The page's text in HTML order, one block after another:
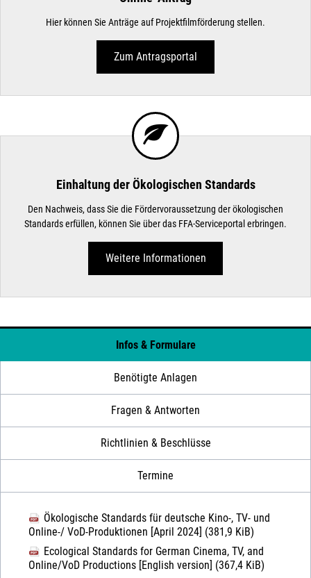
Hier können Sie Anträge auf Projektfilmförderung stellen.
Zum Antragsportal
Einhaltung der Ökologischen Standards
Den Nachweis, dass Sie die Fördervoraussetzung der ökologischen
Standards erfüllen, können Sie über das FFA-Serviceportal erbringen.
Weitere Informationen
Infos & Formulare
Benötigte Anlagen
Fragen & Antworten
Richtlinien & Beschlüsse
Termine
Ökologische Standards für deutsche Kino-, TV- und
Online-/ VoD-Produktionen [April 2024] (381,9 KiB)
Ecological Standards for German Cinema, TV, and
Online/VoD Productions [English version] (367,4 KiB)